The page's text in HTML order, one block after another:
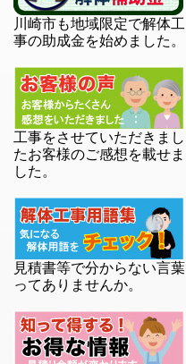
川崎市も地域限定で解体工
事の助成金を始めました。
工事をさせていただきまし
たお客様のご感想を載せま
した。
見積書等で分からない言葉
ってありませんか。